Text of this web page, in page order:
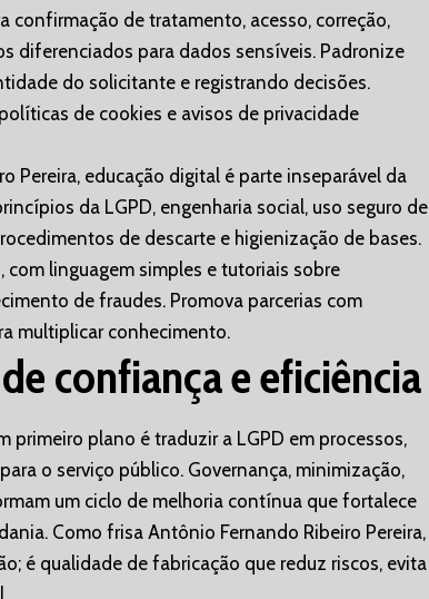
confirmação de tratamento, acesso, correção,
diferenciados para dados sensíveis. Padronize
do solicitante e registrando decisões.
de cookies e avisos de privacidade
Pereira, educação digital é parte inseparável da
da LGPD, engenharia social, uso seguro de
de descarte e higienização de bases.
linguagem simples e tutoriais sobre
de fraudes. Promova parcerias com
multiplicar conhecimento.
confiança e eficiência
primeiro plano é traduzir a LGPD em processos,
o serviço público. Governança, minimização,
um ciclo de melhoria contínua que fortalece
Como frisa Antônio Fernando Ribeiro Pereira,
é qualidade de fabricação que reduz riscos, evita